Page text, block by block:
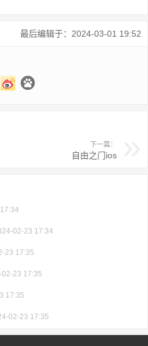
最后编辑于：2024-03-01 19:52
下一篇：
自由之门ios
02-23 17:34
23 17:35
23 17:35
17:35
02-23 17:35